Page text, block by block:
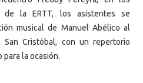
la ERTT, los asistentes se
musical de Manuel Abélico al
Cristóbal, con un repertorio
la ocasión.